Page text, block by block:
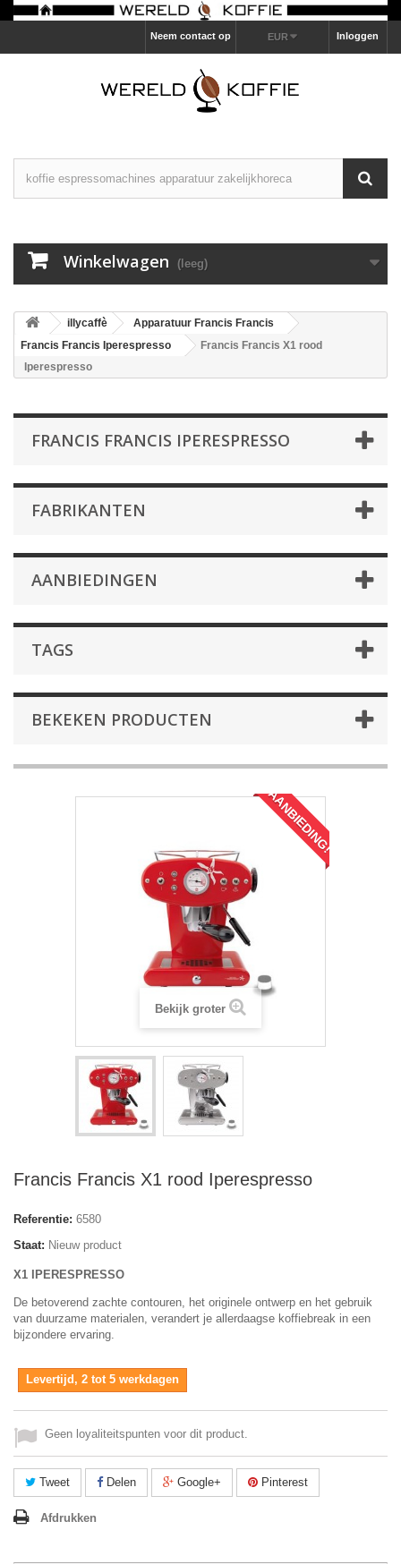
Inloggen
EUR
Neem contact op
Winkelwagen (leeg)
illycaffè
Apparatuur Francis Francis
Francis Francis Iperespresso
Francis Francis X1 rood
Iperespresso
FRANCIS FRANCIS IPERESPRESSO
FABRIKANTEN
AANBIEDINGEN
TAGS
BEKEKEN PRODUCTEN
AANBIEDING!
Bekijk groter
Francis Francis X1 rood Iperespresso
Referentie: 6580
Staat: Nieuw product
X1 IPERESPRESSO
De betoverend zachte contouren, het originele ontwerp en het gebruik
van duurzame materialen, verandert je allerdaagse koffiebreak in een
bijzondere ervaring.
Levertijd, 2 tot 5 werkdagen
Geen loyaliteitspunten voor dit product.
Tweet Delen Google+ Pinterest
Afdrukken